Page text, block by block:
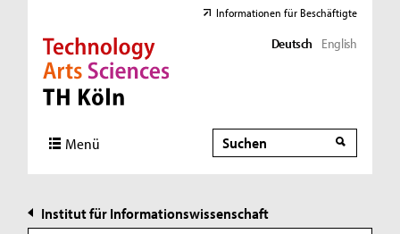
Direkt zur Hauptnavigation
Direkt zur Subnavigation
Direkt zum Inhalt
Direkt zum Fußbereich
Informationen für Beschäftigte
Deutsch English
Menü Suche
Suche
Institut für Informationswissenschaft